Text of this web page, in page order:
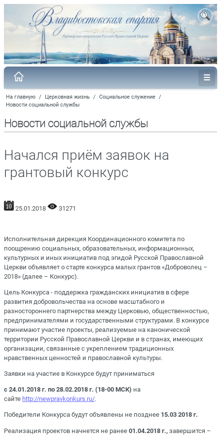
На главную / Церковная жизнь / Социальное служение /
Новости социальной службы
Новости социальной службы
Начался приём заявок на
грантовый конкурс
25.01.2018 31271
Исполнительная дирекция Координационного комитета по
поощрению социальных, образовательных, информационных,
культурных и иных инициатив под эгидой Русской Православной
Церкви объявляет о старте конкурса малых грантов «Доброволец –
2018» (далее – Конкурс).
Цель Конкурса - поддержка гражданских инициатив в сфере
развития добровольчества на основе масштабного и
разностороннего партнерства между Церковью, общественностью,
предпринимателями и государственными структурами. В конкурсе
принимают участие проекты, реализуемые на канонической
территории Русской Православной Церкви и в странах, имеющих
организации, связанные с укреплением традиционных
нравственных ценностей и православной культуры.
Заявки на участие в Конкурсе будут приниматься
с 24.01.2018 г. по 28.02.2018 г. (18-00 МСК) на
сайте http://newpravkonkurs.ru/.
Победители Конкурса будут объявлены не позднее 15.03 2018 г.
Реализация проектов начнется не ранее 01.04.2018 г., завершится –